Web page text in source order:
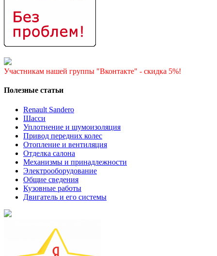
Участникам нашей группы "Вконтакте" - скидка 5%!
Полезные статьи
Renault Sandero
Шасси
Уплотнение и шумоизоляция
Привод передних колес
Отопление и вентиляция
Отделка салона
Механизмы и принадлежности
Электрооборудование
Общие сведения
Кузовные работы
Двигатель и его системы